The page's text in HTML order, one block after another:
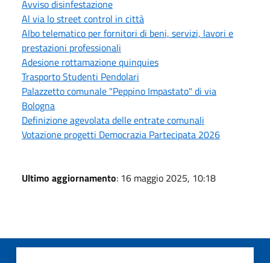
Avviso disinfestazione
Al via lo street control in città
Albo telematico per fornitori di beni, servizi, lavori e
prestazioni professionali
Adesione rottamazione quinquies
Trasporto Studenti Pendolari
Palazzetto comunale "Peppino Impastato" di via
Bologna
Definizione agevolata delle entrate comunali
Votazione progetti Democrazia Partecipata 2026
Ultimo aggiornamento: 16 maggio 2025, 10:18